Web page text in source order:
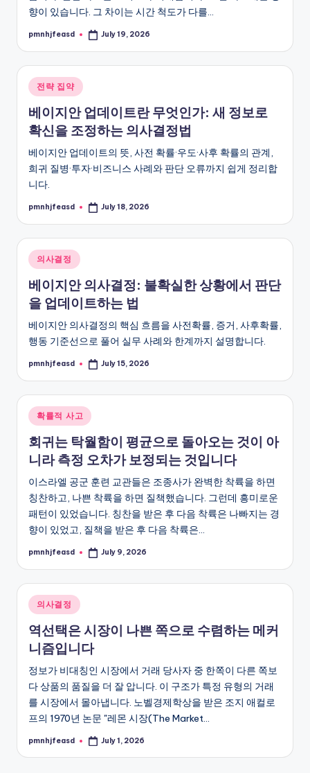
향이 있습니다. 그 차이는 시간 척도가 다를…
Posted
pmnhjfeasd July 19, 2026
Posted
in
전략 집약
베이지안 업데이트란 무엇인가: 새 정보로
확신을 조정하는 의사결정법
베이지안 업데이트의 뜻, 사전 확률·우도·사후 확률의 관계,
희귀 질병·투자·비즈니스 사례와 판단 오류까지 쉽게 정리합
니다.
Posted
pmnhjfeasd July 18, 2026
Posted
in
의사결정
베이지안 의사결정: 불확실한 상황에서 판단
을 업데이트하는 법
베이지안 의사결정의 핵심 흐름을 사전확률, 증거, 사후확률,
행동 기준선으로 풀어 실무 사례와 한계까지 설명합니다.
Posted
pmnhjfeasd July 15, 2026
Posted
in
확률적 사고
회귀는 탁월함이 평균으로 돌아오는 것이 아
니라 측정 오차가 보정되는 것입니다
이스라엘 공군 훈련 교관들은 조종사가 완벽한 착륙을 하면
칭찬하고, 나쁜 착륙을 하면 질책했습니다. 그런데 흥미로운
패턴이 있었습니다. 칭찬을 받은 후 다음 착륙은 나빠지는 경
향이 있었고, 질책을 받은 후 다음 착륙은…
Posted
pmnhjfeasd July 9, 2026
Posted
in
의사결정
역선택은 시장이 나쁜 쪽으로 수렴하는 메커
니즘입니다
정보가 비대칭인 시장에서 거래 당사자 중 한쪽이 다른 쪽보
다 상품의 품질을 더 잘 압니다. 이 구조가 특정 유형의 거래
를 시장에서 몰아냅니다. 노벨경제학상을 받은 조지 애컬로
프의 1970년 논문 "레몬 시장(The Market…
Posted
pmnhjfeasd July 1, 2026